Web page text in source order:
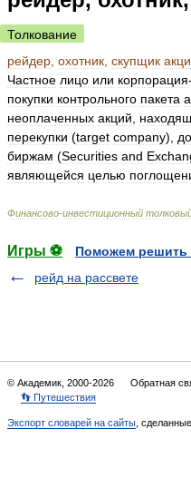
Толкование
рейдер охотник скупщик
Частное лицо или корпорация-
покупки контрольного пакета
неоплаченных акций
перекупки (target company),
биржам (Securities and
являющейся целью
Финансово-инвестиционный
Игры ⚽
Поможем решить
рейд на рассвете
© Академик, 2000-2026 Обратная
👣 Путешествия
Экспорт словарей на сайты ,